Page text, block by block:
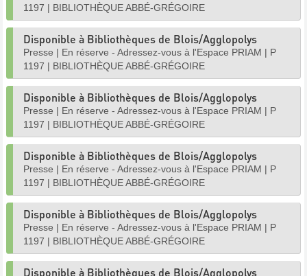
1197 | BIBLIOTHÈQUE ABBÉ-GRÉGOIRE
Disponible à Bibliothèques de Blois/Agglopolys
Presse | En réserve - Adressez-vous à l'Espace PRIAM | P
1197 | BIBLIOTHÈQUE ABBÉ-GRÉGOIRE
Disponible à Bibliothèques de Blois/Agglopolys
Presse | En réserve - Adressez-vous à l'Espace PRIAM | P
1197 | BIBLIOTHÈQUE ABBÉ-GRÉGOIRE
Disponible à Bibliothèques de Blois/Agglopolys
Presse | En réserve - Adressez-vous à l'Espace PRIAM | P
1197 | BIBLIOTHÈQUE ABBÉ-GRÉGOIRE
Disponible à Bibliothèques de Blois/Agglopolys
Presse | En réserve - Adressez-vous à l'Espace PRIAM | P
1197 | BIBLIOTHÈQUE ABBÉ-GRÉGOIRE
Disponible à Bibliothèques de Blois/Agglopolys